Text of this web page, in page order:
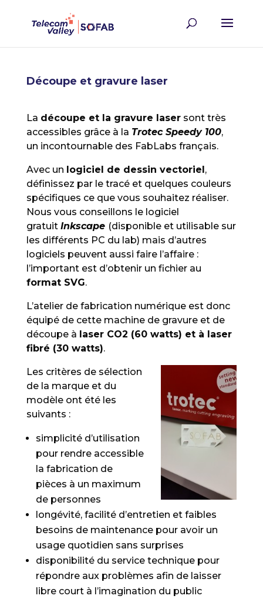
Découpe et gravure laser
La découpe et la gravure lasersont très
accessibles grâce à la Trotec Speedy 100,
un incontournable des FabLabs français.
Avec un logiciel de dessin vectoriel,
définissez par le tracé et quelques couleurs
spécifiques ce que vous souhaitez réaliser.
Nous vous conseillons le logiciel
gratuit Inkscape (disponible et utilisable sur
les différents PC du lab) mais d’autres
logiciels peuvent aussi faire l’affaire :
l’important est d’obtenir un fichier au
format SVG.
L’atelier de fabrication numérique est donc
équipé de cette machine de gravure et de
découpe à laser CO2 (60 watts) et à laser
fibré (30 watts).
Les critères de sélection
de la marque et du
modèle ont été les
suivants :
simplicité d’utilisation
pour rendre accessible
la fabrication de
pièces à un maximum
de personnes
longévité, facilité d’entretien et faibles
besoins de maintenance pour avoir un
usage quotidien sans surprises
disponibilité du service technique pour
répondre aux problèmes afin de laisser
libre court à l’imagination du public